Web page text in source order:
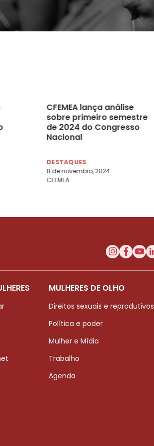
CFEMEA lança análise
sobre primeiro semestre
de 2024 do Congresso
Nacional
DESTAQUES
8 de novembro, 2024
CFEMEA
MULHERES DE OLHO
Direitos sexuais e reprodutivos
Política e poder
Mulher e Mídia
Trabalho
Agenda